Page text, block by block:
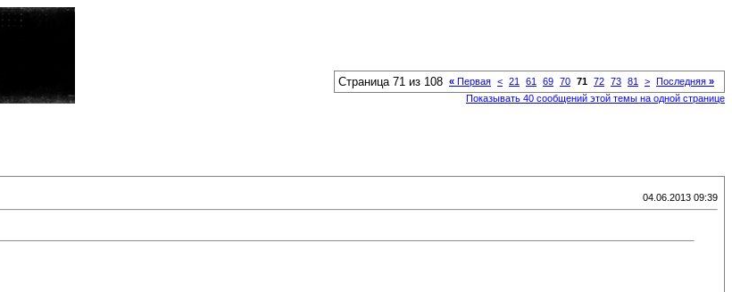
Страница 71 из 108 « Первая < 21 61 69 70 71 72 73 81 > Последняя »
Показывать 40 сообщений этой темы на одной странице
04.06.2013 09:39